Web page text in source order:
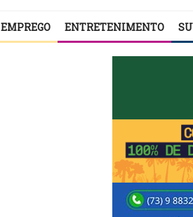
EMPREGO ENTRETENIMENTO